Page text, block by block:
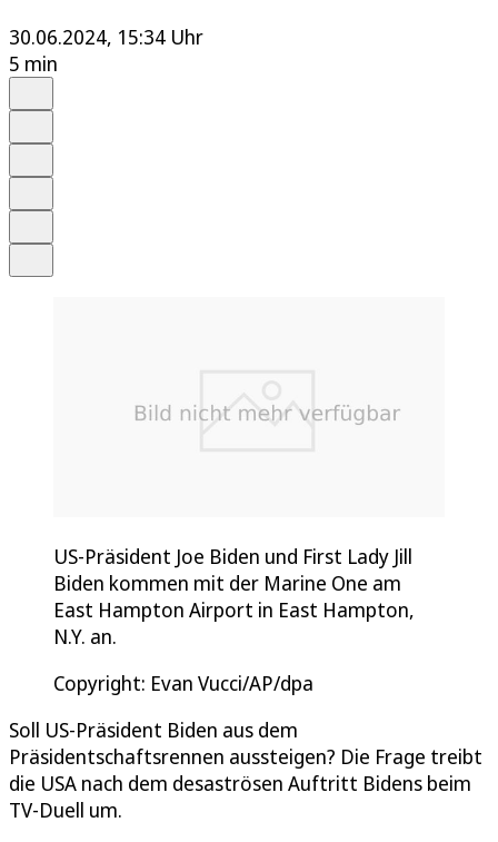
30.06.2024, 15:34 Uhr
5 min
US-Präsident Joe Biden und First Lady Jill
Biden kommen mit der Marine One am
East Hampton Airport in East Hampton,
N.Y. an.
Copyright: Evan Vucci/AP/dpa
Soll US-Präsident Biden aus dem
Präsidentschaftsrennen aussteigen? Die Frage treibt
die USA nach dem desaströsen Auftritt Bidens beim
TV-Duell um.